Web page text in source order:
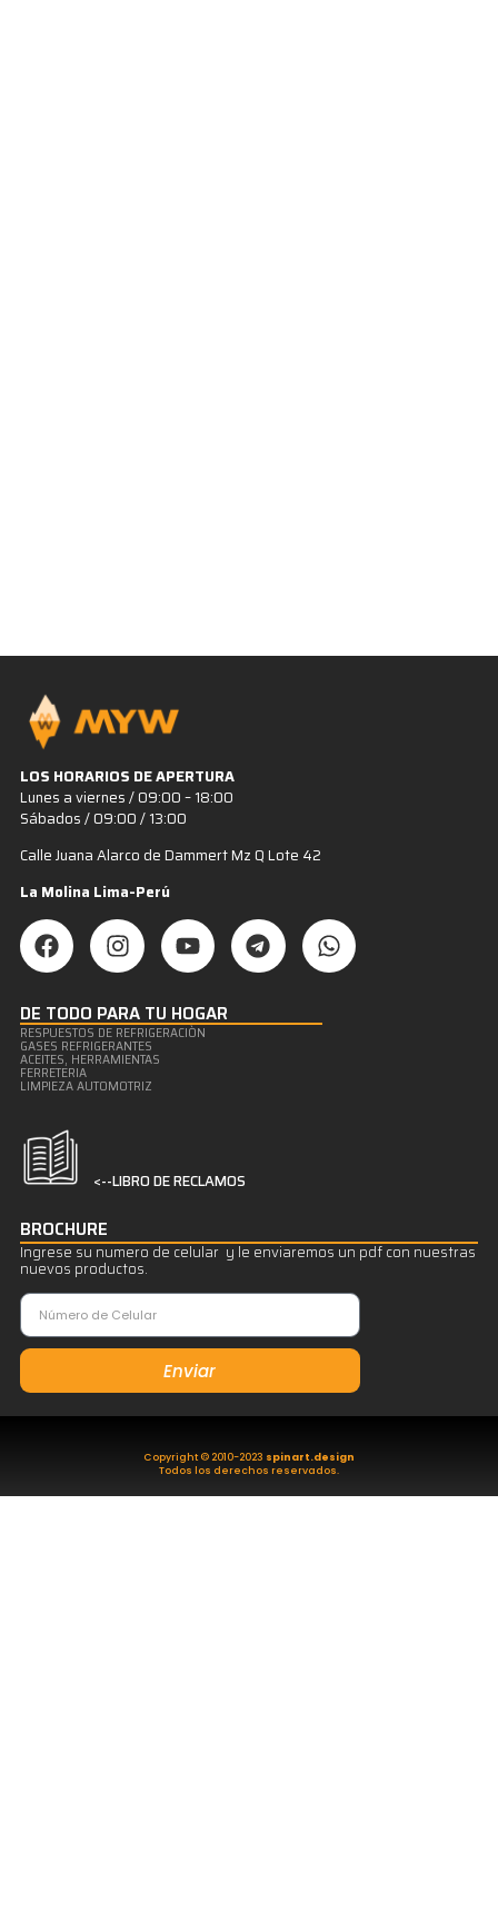
LOS HORARIOS DE APERTURA
Lunes a viernes / 09:00 – 18:00
Sábados / 09:00 / 13:00
Calle Juana Alarco de Dammert Mz Q Lote 42
La Molina Lima-Perú
DE TODO PARA TU HOGAR
RESPUESTOS DE REFRIGERACIÒN
GASES REFRIGERANTES
ACEITES, HERRAMIENTAS
FERRETERIA
LIMPIEZA AUTOMOTRIZ
<--LIBRO DE RECLAMOS
BROCHURE
Ingrese su numero de celular y le enviaremos un pdf con nuestras
nuevos productos.
Enviar
Copyright © 2010-2023 spinart.design
Todos los derechos reservados.